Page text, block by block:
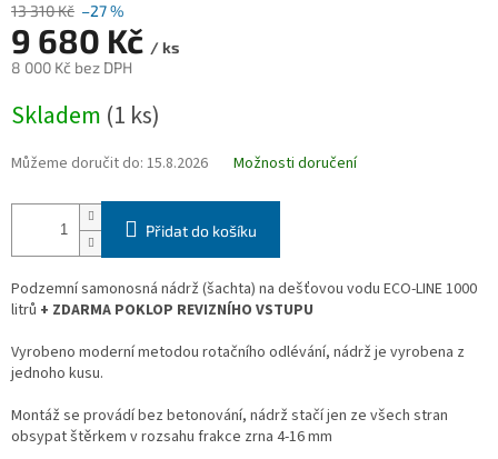
13 310 Kč –27 %
9 680 Kč / ks
8 000 Kč bez DPH
cena:
Skladem (1 ks)
Můžeme doručit do: 15.8.2026 Možnosti doručení
Přidat do košíku
Podzemní samonosná nádrž (šachta) na dešťovou vodu ECO-LINE 1000
litrů + ZDARMA POKLOP REVIZNÍHO VSTUPU
Vyrobeno moderní metodou rotačního odlévání, nádrž je vyrobena z
jednoho kusu.
Montáž se provádí bez betonování, nádrž stačí jen ze všech stran
obsypat štěrkem v rozsahu frakce zrna 4-16 mm